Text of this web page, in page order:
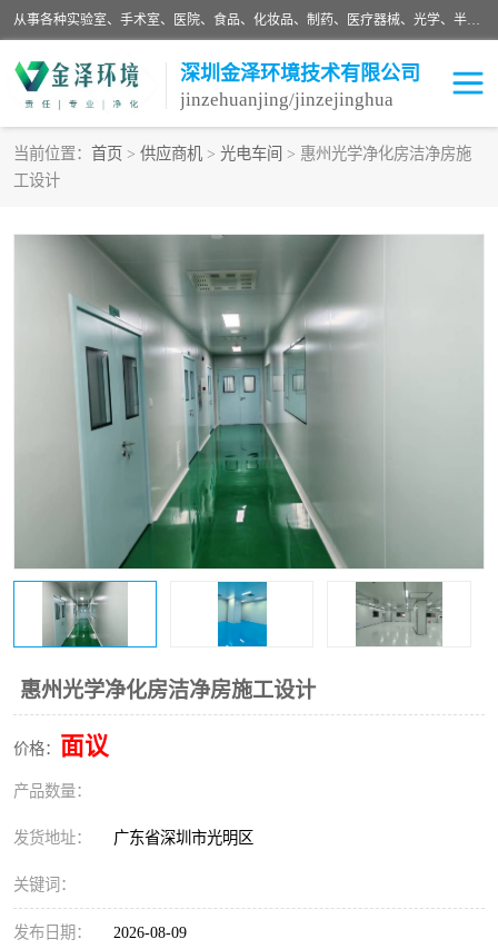
从事各种实验室、手术室、医院、食品、化妆品、制药、医疗器械、光学、半导体、精密电子等无尘车间行业的洁净车间装修设计、净化设备、恒温恒湿空调的设计制作与安装、净化系统工程项目施工及其技术支持服务。
深圳金泽环境技术有限公司
jinzehuanjing/jinzejinghua
当前位置： 首页 > 供应商机 > 光电车间 > 惠州光学净化房洁净房施
工设计
惠州光学净化房洁净房施工设计
价格： 面议
产品数量：
发货地址： 广东省深圳市光明区
关键词：
发布日期： 2026-08-09
耗材
净化设备 实验室净化
手术室净化 GMP车间净化
医药车间净化 生命工程
生物实验室 食品饮料
光电车间
恒温恒湿净化空调 过滤器
洁净棚 百级